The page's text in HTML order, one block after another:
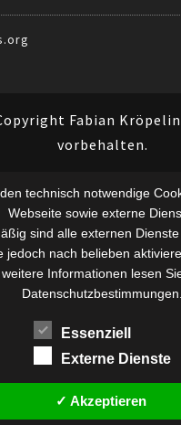
Fabian
vorbehalten.
technisch notwendige
Webseite sowie externe
sind alle externen
jedoch nach belieben
Informationen lesen
Datenschutzbestimmungen.
Essenziell
Externe Dienste
✓ Akzeptieren